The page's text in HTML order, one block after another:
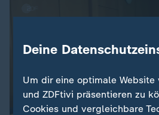
Deine
Um dir eine optimale Website
und ZDFtivi präsentieren zu
Cookies und vergleichbare